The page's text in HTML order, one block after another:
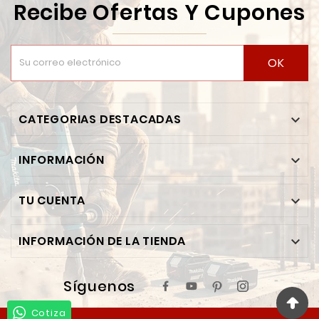
Recibe Ofertas Y Cupones
OK
CATEGORIAS DESTACADAS 
INFORMACIÓN 
TU CUENTA 
INFORMACIÓN DE LA TIENDA 
Síguenos
Cotiza